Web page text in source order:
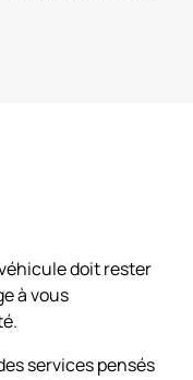
doit rester
à vous
services pensés